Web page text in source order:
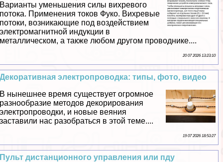
Варианты уменьшения силы вихревого
потока. Применения токов Фуко. Вихревые
потоки, возникающие под воздействием
электромагнитной индукции в
металлическом, а также любом другом проводнике....
20 07 2026 13:23:10
Декоративная электропроводка: типы, фото, видео
В нынешнее время существует огромное
разнообразие методов декорирования
электропроводки, и новые веяния
заставили нас разобраться в этой теме....
19 07 2026 18:53:27
Пульт дистанционного управления или пду